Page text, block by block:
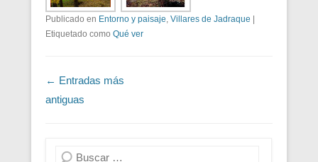
Publicado en Entorno y paisaje Villares de Jadraque |
Etiquetado como Qué ver
Navegación de entradas
← Entradas más
antiguas
Buscar